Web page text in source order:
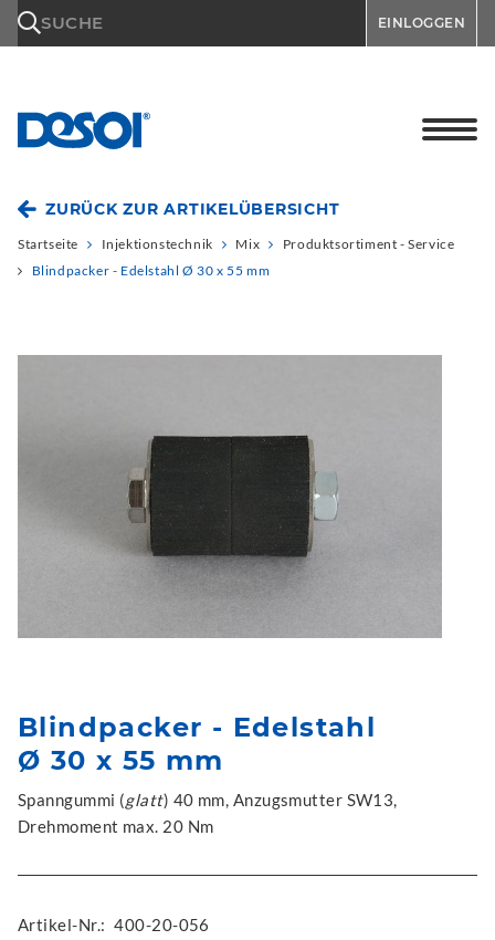
SUCHE EINLOGGEN
ZURÜCK ZUR ARTIKELÜBERSICHT
Startseite Injektionstechnik Mix
Produktsortiment - Service
Blindpacker - Edelstahl Ø 30 x 55 mm
Blindpacker - Edelstahl
Ø 30 x 55 mm
Spanngummi (glatt) 40 mm, Anzugsmutter SW13,
Drehmoment max. 20 Nm
Artikel-Nr.: 400-20-056